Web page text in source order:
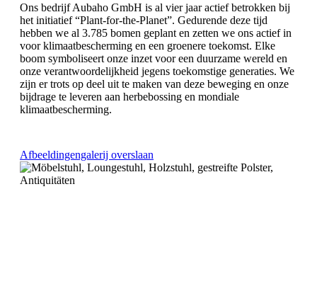
Ons bedrijf Aubaho GmbH is al vier jaar actief betrokken bij
het initiatief “Plant-for-the-Planet”. Gedurende deze tijd
hebben we al 3.785 bomen geplant en zetten we ons actief in
voor klimaatbescherming en een groenere toekomst. Elke
boom symboliseert onze inzet voor een duurzame wereld en
onze verantwoordelijkheid jegens toekomstige generaties. We
zijn er trots op deel uit te maken van deze beweging en onze
bijdrage te leveren aan herbebossing en mondiale
klimaatbescherming.
Afbeeldingengalerij overslaan